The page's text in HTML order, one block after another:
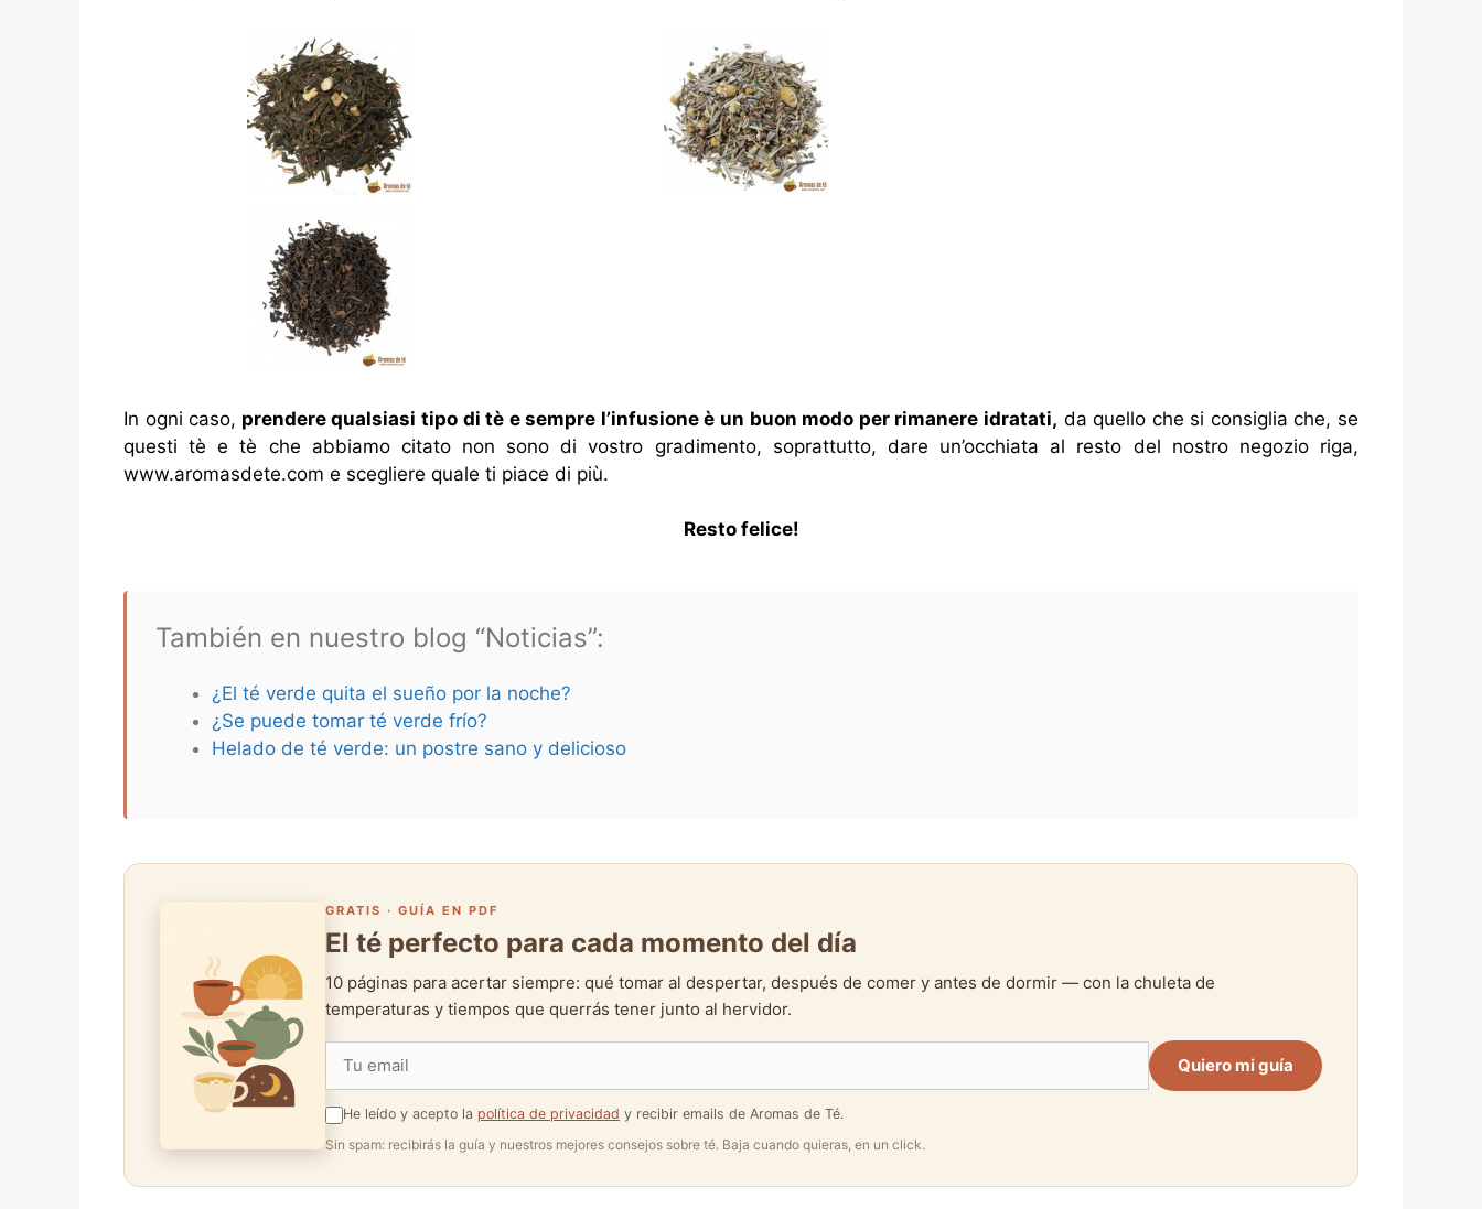
In ogni caso, prendere qualsiasi tipo di tè e sempre l’infusione è un buon modo per rimanere idratati, da quello che si consiglia che, se
questi tè e tè che abbiamo citato non sono di vostro gradimento, soprattutto, dare un’occhiata al resto del nostro negozio riga,
www.aromasdete.com e scegliere quale ti piace di più.
Resto felice!
También en nuestro blog “Noticias”:
¿El té verde quita el sueño por la noche?
¿Se puede tomar té verde frío?
Helado de té verde: un postre sano y delicioso
GRATIS · GUÍA EN PDF
El té perfecto para cada momento del día
10 páginas para acertar siempre: qué tomar al despertar, después de comer y antes de dormir — con la chuleta de
temperaturas y tiempos que querrás tener junto al hervidor.
Quiero mi guía
He leído y acepto la política de privacidad y recibir emails de Aromas de Té.
Sin spam: recibirás la guía y nuestros mejores consejos sobre té. Baja cuando quieras, en un click.